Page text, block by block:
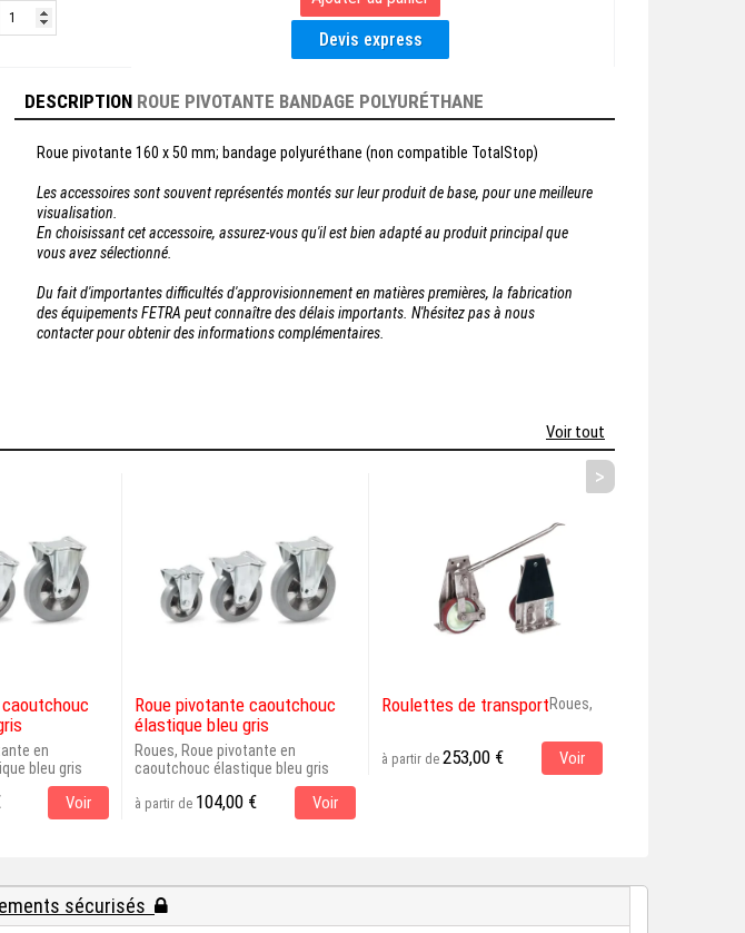
DESCRIPTION ROUE PIVOTANTE BANDAGE POLYURÉTHANE
Roue pivotante 160 x 50 mm; bandage polyuréthane (non compatible TotalStop)
Les accessoires sont souvent représentés montés sur leur produit de base, pour une meilleure
visualisation.
En choisissant cet accessoire, assurez-vous qu'il est bien adapté au produit principal que
vous avez sélectionné.
Du fait d'importantes difficultés d'approvisionnement en matières premières, la fabrication
des équipements FETRA peut connaître des délais importants. N'hésitez pas à nous
contacter pour obtenir des informations complémentaires.
Voir tout
>
en
bleu gris
Voir
Roue pivotante caoutchouc
élastique bleu gris
Roues, Roue pivotante en
caoutchouc élastique bleu gris
à partir de 104,00 € Voir
Roulettes de transportRoues,
à partir de253,00 € Voir
sécurisés